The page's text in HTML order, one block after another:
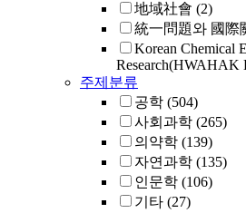
地域社會 (2)
統一問題와 國際
Korean Chemical
주제분류
공학 (504)
사회과학 (265)
의약학 (139)
자연과학 (135)
인문학 (106)
기타 (27)